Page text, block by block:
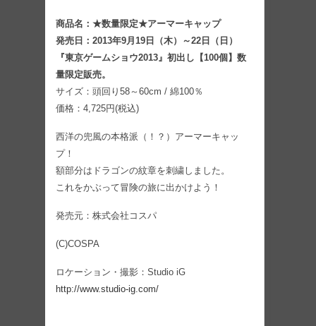
商品名：★数量限定★アーマーキャップ
発売日：2013年9月19日（木）～22日（日）
『東京ゲームショウ2013』初出し【100個】数
量限定販売。
サイズ：頭回り58～60cm / 綿100％
価格：4,725円(税込)
西洋の兜風の本格派（！？）アーマーキャッ
プ！
額部分はドラゴンの紋章を刺繍しました。
これをかぶって冒険の旅に出かけよう！
発売元：株式会社コスパ
(C)COSPA
ロケーション・撮影：Studio iG
http://www.studio-ig.com/